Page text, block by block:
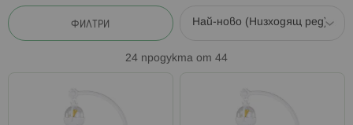
ФИЛТРИ
24 продукта от 44